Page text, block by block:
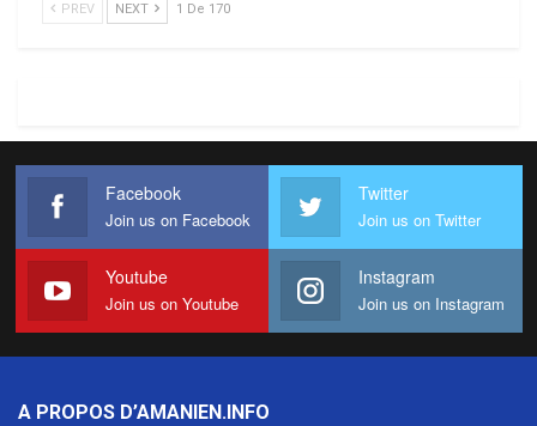
PREV NEXT 1 De 170
Facebook
Join us on Facebook
Twitter
Join us on Twitter
Youtube
Join us on Youtube
Instagram
Join us on Instagram
A PROPOS D’AMANIEN.INFO